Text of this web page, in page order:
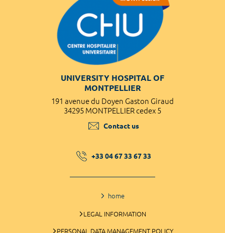
UNIVERSITY HOSPITAL OF
MONTPELLIER
191 avenue du Doyen Gaston Giraud
34295 MONTPELLIER cedex 5
Contact us
+33 04 67 33 67 33
home
LEGAL INFORMATION
PERSONAL DATA MANAGEMENT POLICY